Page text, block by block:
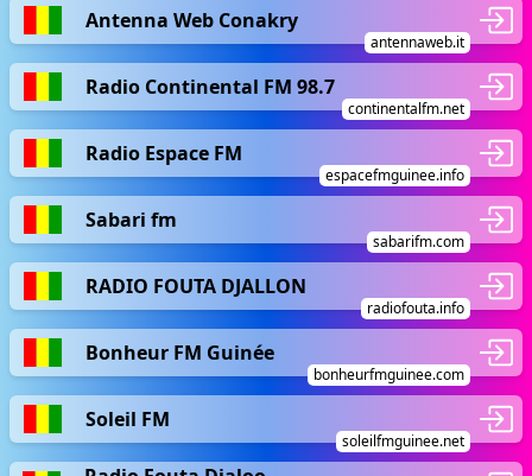
Antenna Web Conakry
antennaweb.it
Radio Continental FM 98.7
continentalfm.net
Radio Espace FM
espacefmguinee.info
Sabari fm
sabarifm.com
RADIO FOUTA DJALLON
radiofouta.info
Bonheur FM Guinée
bonheurfmguinee.com
Soleil FM
soleilfmguinee.net